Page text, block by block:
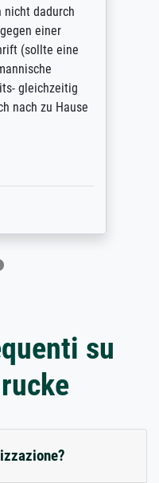
nicht dadurch
einer
(sollte eine
gleichzeitig
nach zu Hause
su